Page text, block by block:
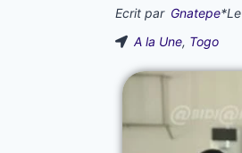
Ecrit par Gnatepe*Le
A la Une, Togo